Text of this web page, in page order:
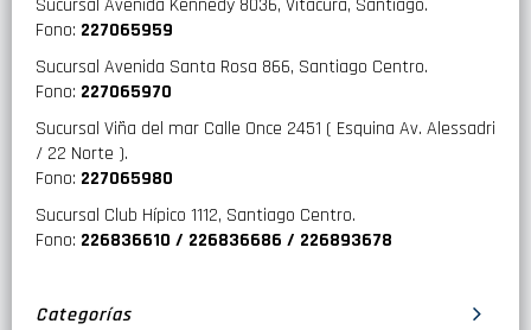
Sucursal Avenida Kennedy 8036, Vitacura, Santiago.
Fono: 227065959
Sucursal Avenida Santa Rosa 866, Santiago Centro.
Fono: 227065970
Sucursal Viña del mar Calle Once 2451 ( Esquina Av. Alessadri
/ 22 Norte ).
Fono: 227065980
Sucursal Club Hípico 1112, Santiago Centro.
Fono: 226836610 / 226836686 / 226893678
Categorías